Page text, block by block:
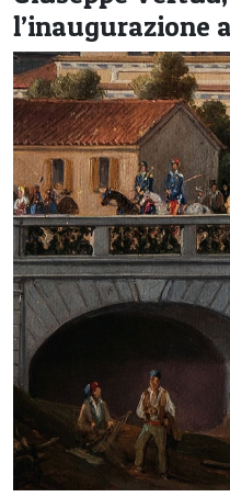
L'EDITORIALE
SEZIONI
CERCA
l’inaugurazione